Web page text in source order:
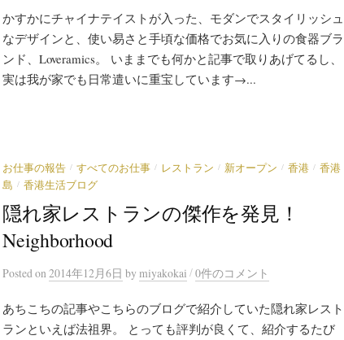
かすかにチャイナテイストが入った、モダンでスタイリッシュ
なデザインと、使い易さと手頃な価格でお気に入りの食器ブラ
ンド、Loveramics。 いままでも何かと記事で取りあげてるし、
実は我が家でも日常遣いに重宝しています→...
お仕事の報告 / すべてのお仕事 / レストラン / 新オープン / 香港 / 香港
島 / 香港生活ブログ
隠れ家レストランの傑作を発見！
Neighborhood
Postedon 2014年12月6日 by miyakokai /0件のコメント
あちこちの記事やこちらのブログで紹介していた隠れ家レスト
ランといえば法祖界。 とっても評判が良くて、紹介するたび